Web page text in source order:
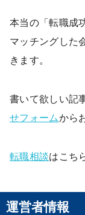
本当の「転職成
マッチングした
きます。
書いて欲しい記
せフォームから
転職相談はこち
運営者情報